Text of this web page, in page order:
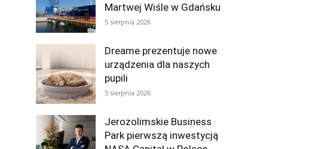
Martwej Wiśle w Gdańsku
5 sierpnia 2026
Dreame prezentuje nowe
urządzenia dla naszych
pupili
5 sierpnia 2026
Jerozolimskie Business
Park pierwszą inwestycją